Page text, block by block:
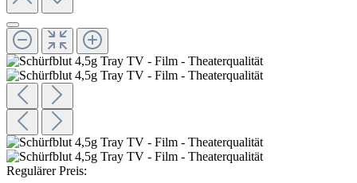
Regulärer Preis: